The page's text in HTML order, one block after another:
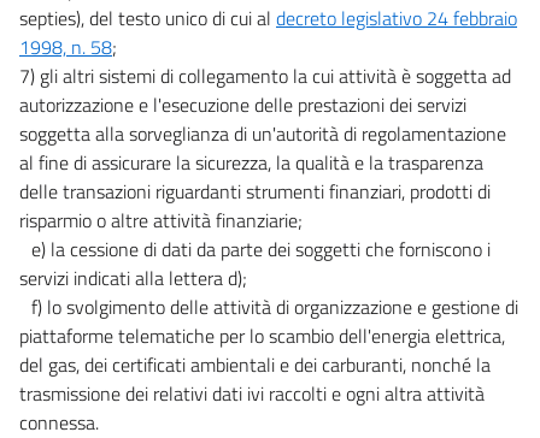
septies), del testo unico di cui al decreto legislativo 24 febbraio
1998, n. 58;
7) gli altri sistemi di collegamento la cui attività è soggetta ad
autorizzazione e l'esecuzione delle prestazioni dei servizi
soggetta alla sorveglianza di un'autorità di regolamentazione
al fine di assicurare la sicurezza, la qualità e la trasparenza
delle transazioni riguardanti strumenti finanziari, prodotti di
risparmio o altre attività finanziarie;
e) la cessione di dati da parte dei soggetti che forniscono i
servizi indicati alla lettera d);
f) lo svolgimento delle attività di organizzazione e gestione di
piattaforme telematiche per lo scambio dell'energia elettrica,
del gas, dei certificati ambientali e dei carburanti, nonché la
trasmissione dei relativi dati ivi raccolti e ogni altra attività
connessa.